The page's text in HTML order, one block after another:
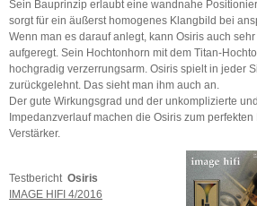
Sein Bauprinzip erlaubt eine wandnahe
sorgt für ein äußerst homogenes Klangbild bei
Wenn man es darauf anlegt, kann Osiris auch
aufgeregt. Sein Hochtonhorn mit dem Titan-
hochgradig verzerrungsarm. Osiris spielt in jeder
zurückgelehnt. Das sieht man ihm auch an.
Der gute Wirkungsgrad und der unkomplizierte
Impedanzverlauf machen die Osiris zum
Verstärker.​
Testbericht Osiris
IMAGE HIFI 4/2016